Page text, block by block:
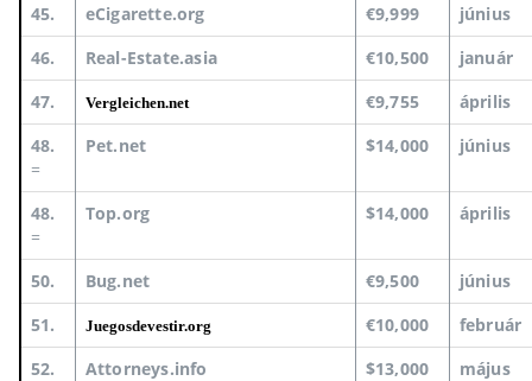
45.
eCigarette.org €9,999
június
46.
Real-Estate.asia €10,500
január
47.
Vergleichen.net €9,755
április
48.
=
Pet.net $14,000 június
48.
=
Top.org $14,000 április
50. Bug.net €9,500
június
51.
Juegosdevestir.org €10,000
február
52.
Attorneys.info $13,000
május